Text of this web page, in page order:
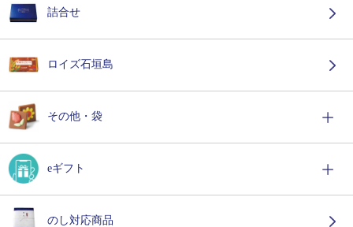
詰合せ
ロイズ石垣島
その他・袋
eギフト
のし対応商品